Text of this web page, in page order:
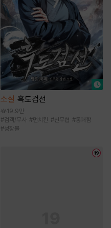
소설 흑도검선
19.9만
#검객/무사 #먼치킨 #신무협 #통쾌함
#성장물